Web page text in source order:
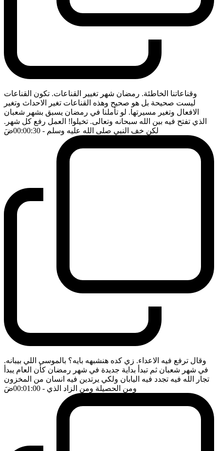
وقناعاتنا الخاطئة. رمضان شهر تغيير القناعات. تكون القناعات
ليست صحيحة بل هو صحيح وهذه القناعات تغير الاحداث وتغير
الافعال وتغير مسيرتها. لو تأملنا في رمضان يسبق بشهر شعبان
الذي تفتح فيه بين الله سبحانه وتعالى. تخيلوا! العمل رفع كل شهر.
لكن خف النبي صلى الله عليه وسلم - 00:00:30 ضَ
وقال ترفع فيه الاعداء. زي كده هنشبهه بايه؟ بالموسى اللي بيبانه.
في شهر شعبان ثم تبدأ بداية جديدة في شهر رمضان كأن العام يبدأ
تجار الله فيه تجدد فيه اليابان ولكي يرتدين فيه انسان من المخزون
ومن الحصيلة ومن الزاد الذي - 00:01:00 ضَ